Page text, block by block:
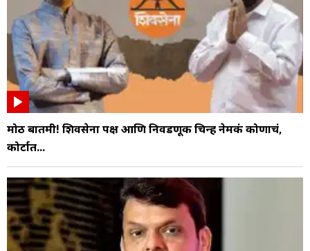
मोठी बातमी! शिवसेना पक्ष आणि निवडणूक चिन्ह नेमकं कोणाचं,
कोर्टात...